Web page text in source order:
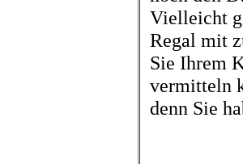
Vielleicht
Regal mit
Sie Ihrem
vermitteln
denn Sie